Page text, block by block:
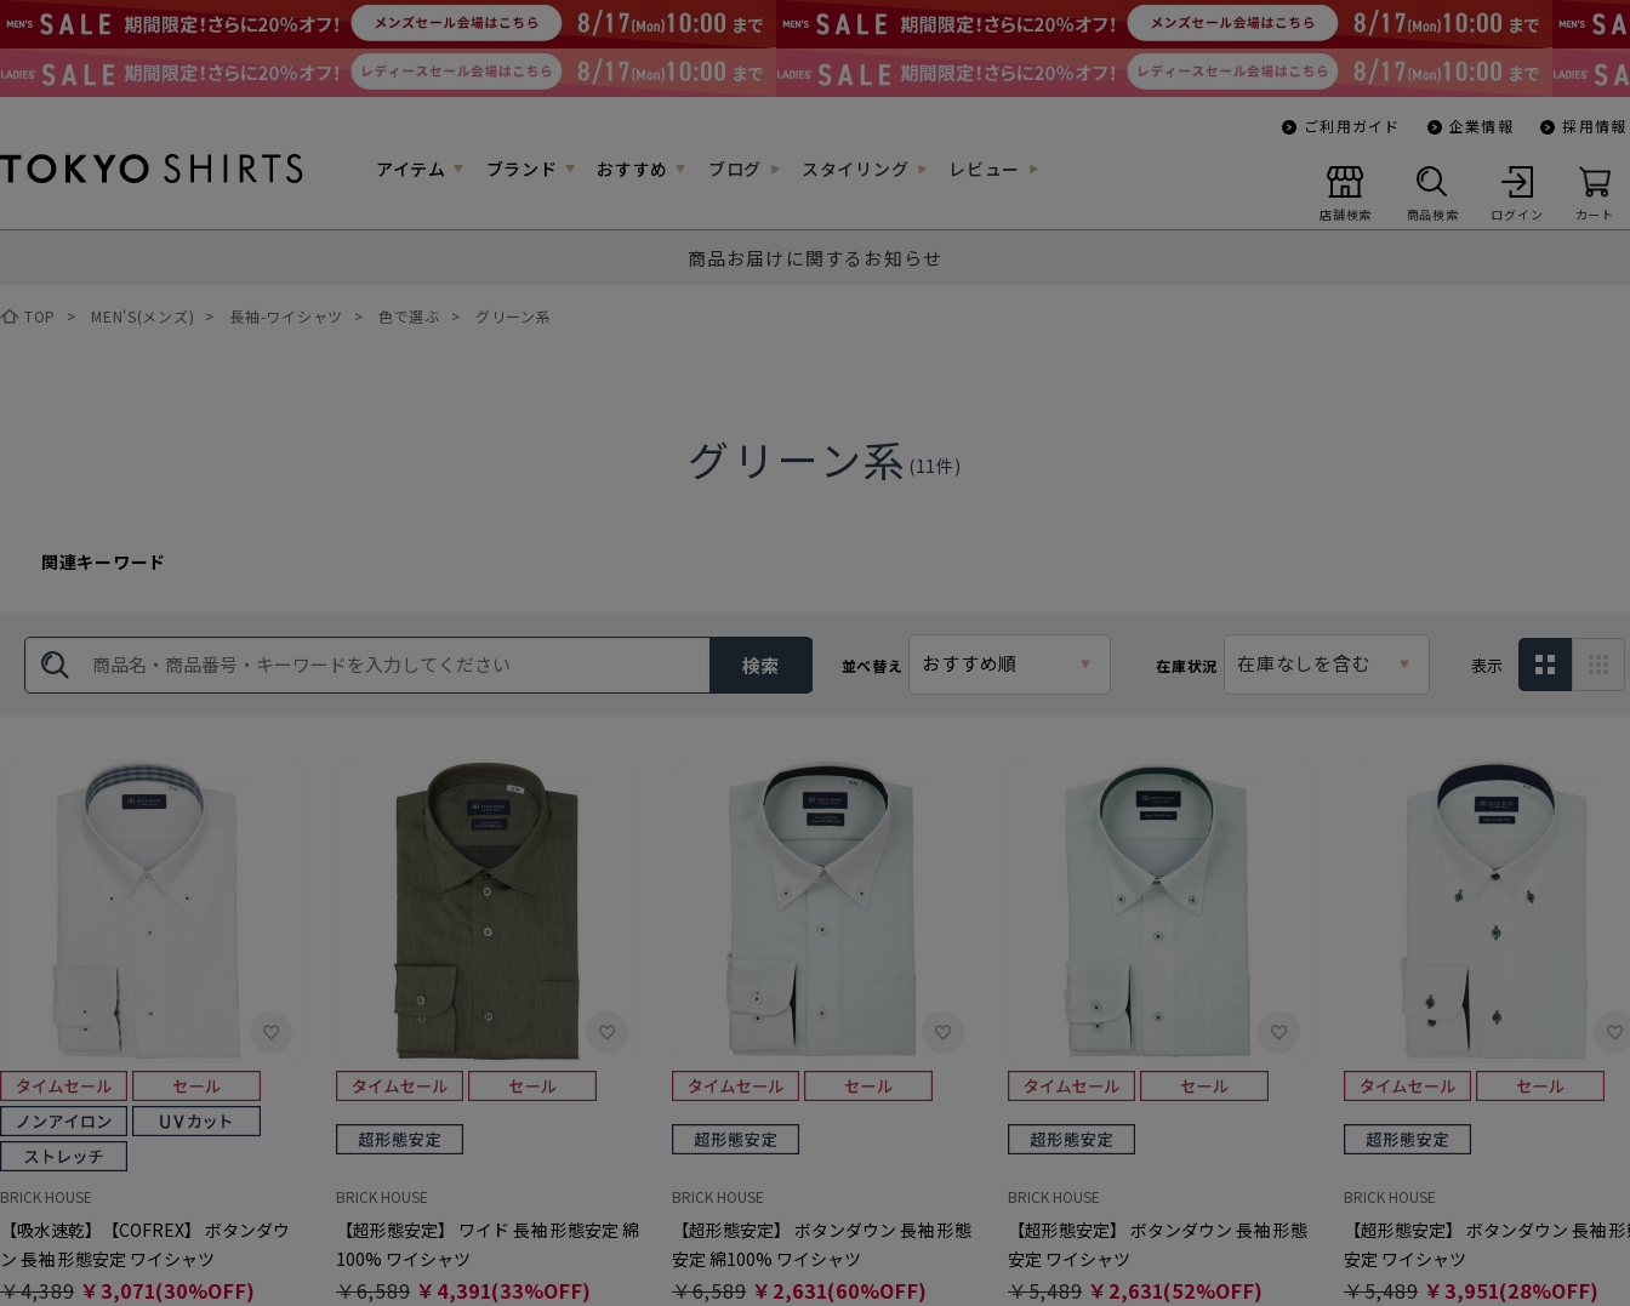
アイテム ブランド おすすめ ブログ スタイリング レビュー
ご利用ガイド 企業情報 採用情報
店舗検索 商品検索 ログイン カート
商品お届けに関するお知らせ
TOP > MEN'S(メンズ) > 長袖-ワイシャツ > 色で選ぶ > グリーン系
グリーン系 (11件)
関連キーワード
検索 並べ替え おすすめ順 在庫状況 在庫なしを含む 表示
BRICK HOUSE
【吸水速乾】【COFREX】 ボタンダウ
ン 長袖 形態安定 ワイシャツ
￥4,389 ￥3,071(30%OFF)
BRICK HOUSE
【超形態安定】 ワイド 長袖 形態安定 綿
100% ワイシャツ
￥6,589 ￥4,391(33%OFF)
BRICK HOUSE
【超形態安定】 ボタンダウン 長袖 形態
安定 綿100% ワイシャツ
￥6,589 ￥2,631(60%OFF)
BRICK HOUSE
【超形態安定】 ボタンダウン 長袖 形態
安定 ワイシャツ
￥5,489 ￥2,631(52%OFF)
BRICK HOUSE
【超形態安定】 ボタンダウン 長袖
安定 ワイシャツ
￥5,489 ￥3,951(28%OFF)